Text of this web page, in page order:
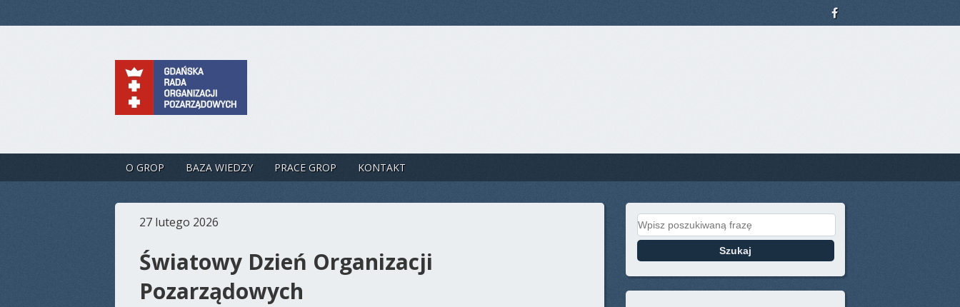
O GROP BAZA WIEDZY PRACE GROP KONTAKT
27 lutego 2026
Światowy Dzień Organizacji
Pozarządowych
Search for: